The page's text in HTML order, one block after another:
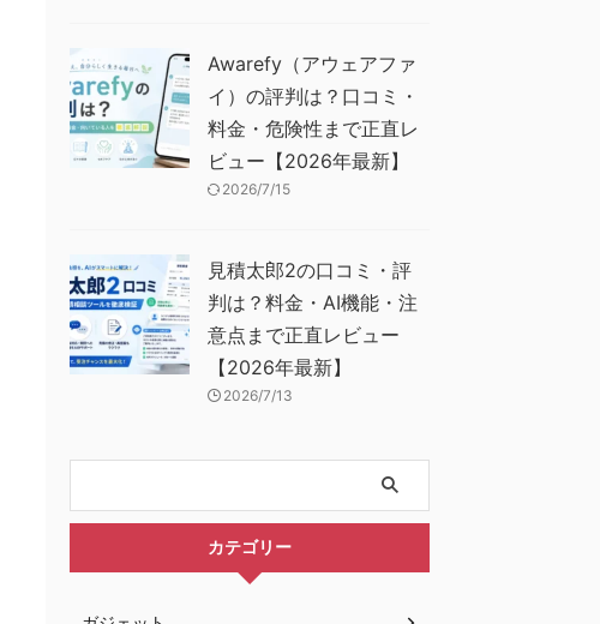
Awarefy（アウェアファ
イ）の評判は？口コミ・
料金・危険性まで正直レ
ビュー【2026年最新】
2026/7/15
見積太郎2の口コミ・評
判は？料金・AI機能・注
意点まで正直レビュー
【2026年最新】
2026/7/13
カテゴリー